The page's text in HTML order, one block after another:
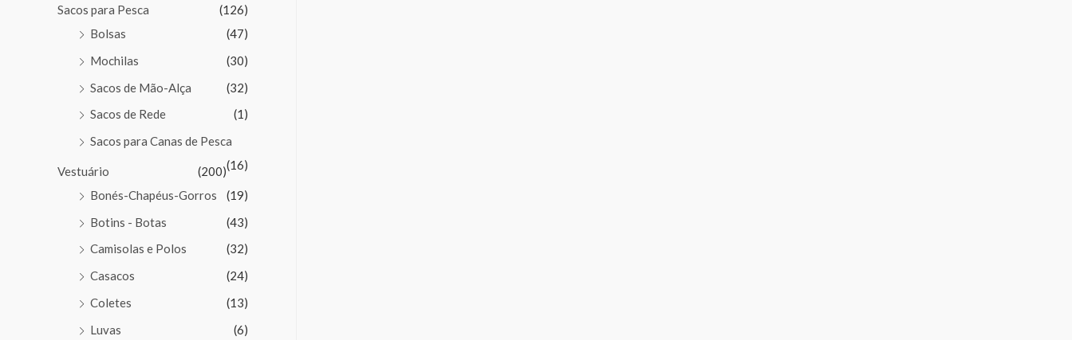
Sacos para Pesca
(126)
Bolsas
(47)
Mochilas
(30)
Sacos de Mão-Alça
(32)
Sacos de Rede
(1)
Sacos para Canas de Pesca
(16)
Vestuário
(200)
Bonés-Chapéus-Gorros
(19)
Botins - Botas
(43)
Camisolas e Polos
(32)
Casacos
(24)
Coletes
(13)
Luvas
(6)